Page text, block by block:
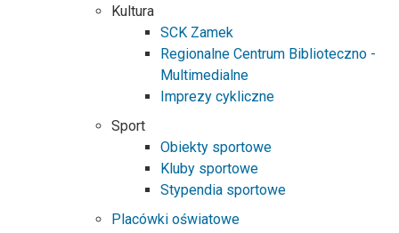
Kultura
SCK Zamek
Regionalne Centrum Biblioteczno -
Multimedialne
Imprezy cykliczne
Sport
Obiekty sportowe
Kluby sportowe
Stypendia sportowe
Placówki oświatowe